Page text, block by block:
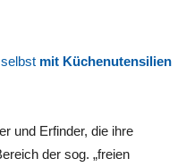
mit Küchenutensilien
und Erfinder, die ihre
der sog. „freien